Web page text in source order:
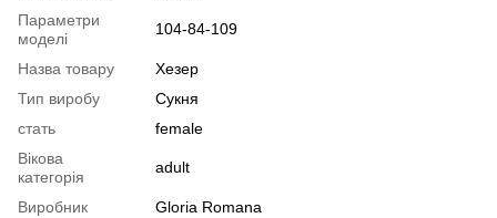
Параметри
моделі
104-84-109
Назва товару
Хезер
Тип виробу
Сукня
стать
female
Вікова
категорія
adult
Виробник
Gloria Romana